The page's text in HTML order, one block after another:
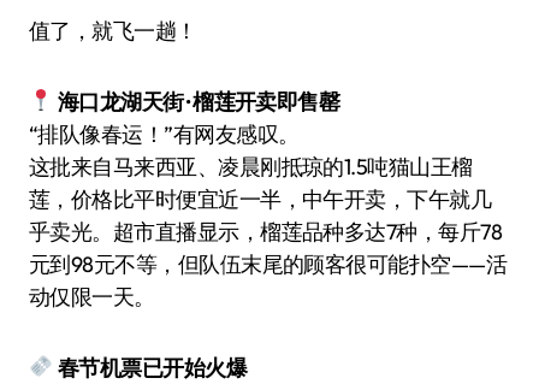
值了，就飞一趟！
海口龙湖天街 · 榴莲开卖即售罄
“排队像春运！”有网友感叹。
这批来自马来西亚、凌晨刚抵琼的1.5吨猫山王榴
莲，价格比平时便宜近一半，中午开卖，下午就几
乎卖光。超市直播显示，榴莲品种多达7种，每斤78
元到98元不等，但队伍末尾的顾客很可能扑空——活
动仅限一天。
春节机票已开始火爆